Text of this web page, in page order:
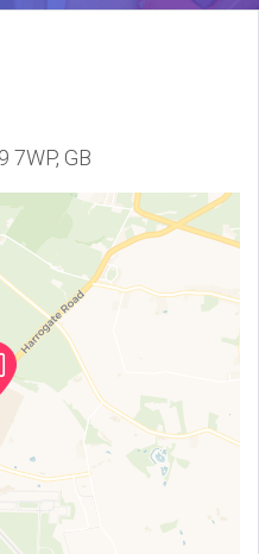
7WP, GB